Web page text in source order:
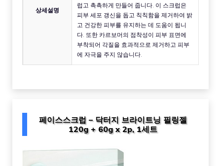
상세설명
럽고 촉촉하게 만들어 줍니다. 이 스크럽은
피부 세포 갱신을 돕고 칙칙함을 제거하여 밝
고 건강한 피부를 유지하는 데 도움이 됩니
다. 또한 카르보머의 점착성이 피부 표면에
부착되어 각질을 효과적으로 제거하고 피부
에 자극을 주지 않습니다.
페이스스크럽 – 닥터지 브라이트닝 필링젤
120g + 60g x 2p, 1세트